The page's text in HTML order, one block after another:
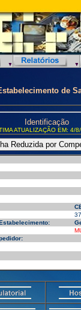
de
Identificação
ATUALIZAÇÃO EM: